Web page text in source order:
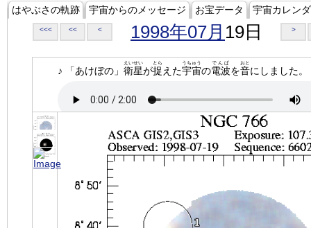
はやぶさの軌跡 宇宙からのメッセージ お宝データ 宇宙カレン
<<< << < 1998年07月 19日 >
♪ 「あけぼの」 衛星
えいせい
が捉
とら
えた宇宙
うちゅう
の電波
でんぱ
を音
おと
にしました。